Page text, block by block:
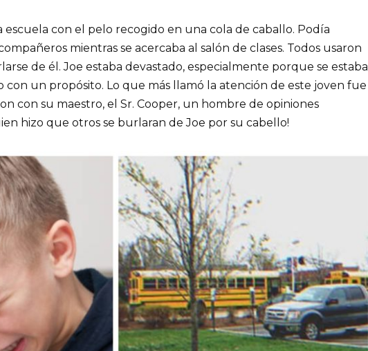
escuela con el pelo recogido en una cola de caballo. Podía
mientras se acercaba al salón de clases. Todos usaron
de él. Joe estaba devastado, especialmente porque se estaba
un propósito. Lo que más llamó la atención de este joven fue
con su maestro, el Sr. Cooper, un hombre de opiniones
hizo que otros se burlaran de Joe por su cabello!